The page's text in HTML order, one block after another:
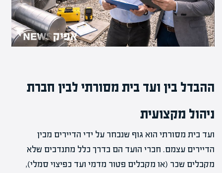
ההבדל בין ועד בית מסורתי לבין חברת
ניהול מקצועית
ועד בית מסורתי הוא גוף שנבחר על ידי הדיירים מבין
הדיירים עצמם. חברי הועד הם בדרך כלל מתנדבים שלא
מקבלים שכר (או מקבלים פטור מדמי ועד כפיצוי סמלי),